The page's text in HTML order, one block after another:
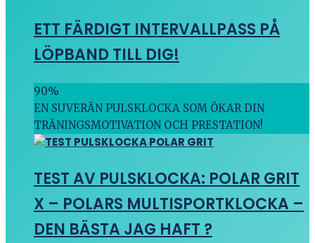
ETT FÄRDIGT INTERVALLPASS PÅ
LÖPBAND TILL DIG!
90%
EN SUVERÄN PULSKLOCKA SOM ÖKAR DIN
TRÄNINGSMOTIVATION OCH PRESTATION!
TEST AV PULSKLOCKA: POLAR GRIT
X – POLARS MULTISPORTKLOCKA –
DEN BÄSTA JAG HAFT ?